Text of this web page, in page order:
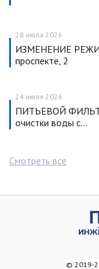
28 июля 2026
ИЗМЕНЕНИЕ
проспекте, 2
24 июля 2026
ПИТЬЕВОЙ ФИЛЬТР
очистки воды с…
Смотреть все
© 2019-